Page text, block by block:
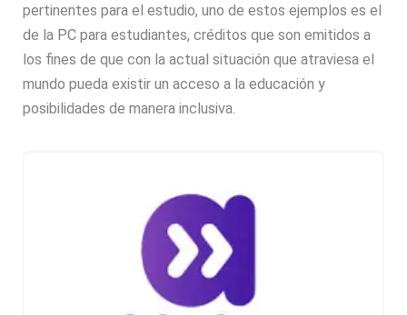
pertinentes para el estudio, uno de estos ejemplos es el
de la PC para estudiantes, créditos que son emitidos a
los fines de que con la actual situación que atraviesa el
mundo pueda existir un acceso a la educación y
posibilidades de manera inclusiva.